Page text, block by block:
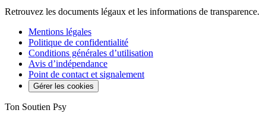
Retrouvez les documents légaux et les informations de transparence.
Mentions légales
Politique de confidentialité
Conditions générales d’utilisation
Avis d’indépendance
Point de contact et signalement
Gérer les cookies
Ton Soutien Psy